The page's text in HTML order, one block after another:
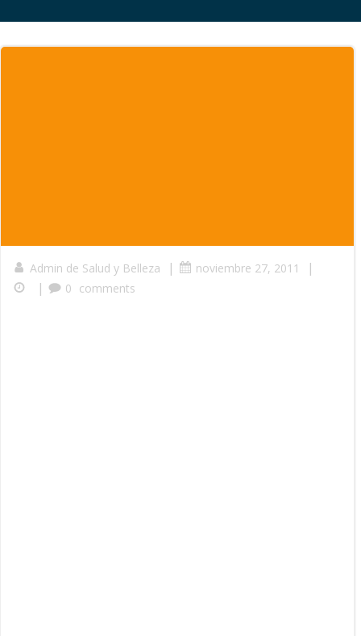
Admin de Salud y Belleza | noviembre 27, 2011
|
|
0 comments